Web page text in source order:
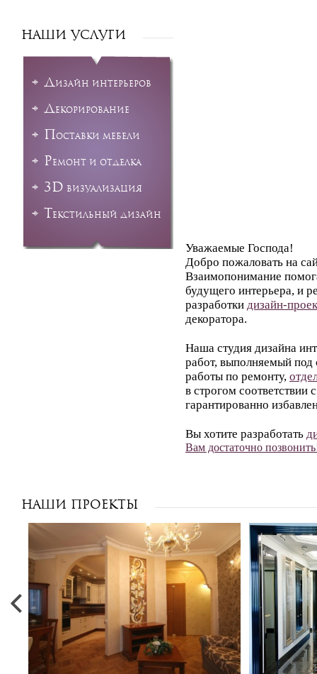
Наши услуги
Дизайн интерьеров
Декорирование
Поставки мебели
Ремонт и отделка
3D визуализация
Текстильный дизайн
Уважаемые Господа!
Добро пожаловать на
Взаимопонимание
будущего интерьера, и
разработки дизайн-
декоратора.
Наша студия дизайна
работ, выполняемый
работы по ремонту,
в строгом соответствии
гарантированно
Вы хотите разработать
Вам достаточно
Наши проекты